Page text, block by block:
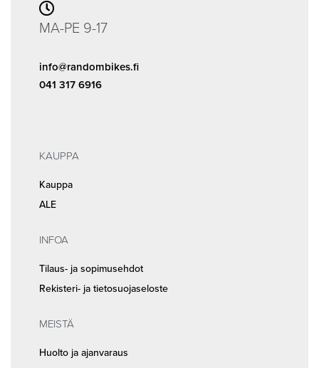
MA-PE 9-17
info@randombikes.fi
041 317 6916
KAUPPA
Kauppa
ALE
INFOA
Tilaus- ja sopimusehdot
Rekisteri- ja tietosuojaseloste
MEISTÄ
Huolto ja ajanvaraus